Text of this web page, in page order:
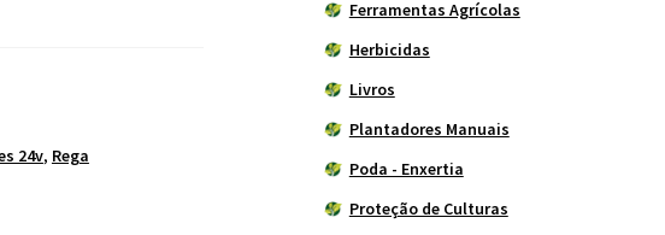
24v, Rega
Ferramentas Agrícolas
Herbicidas
Livros
Plantadores Manuais
Poda - Enxertia
Proteção de Culturas